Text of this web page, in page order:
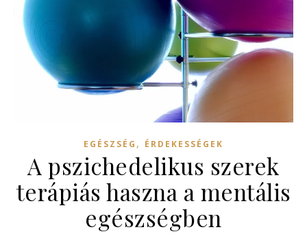
EGÉSZSÉG , ÉRDEKESSÉGEK
A pszichedelikus szerek
terápiás haszna a mentális
egészségben